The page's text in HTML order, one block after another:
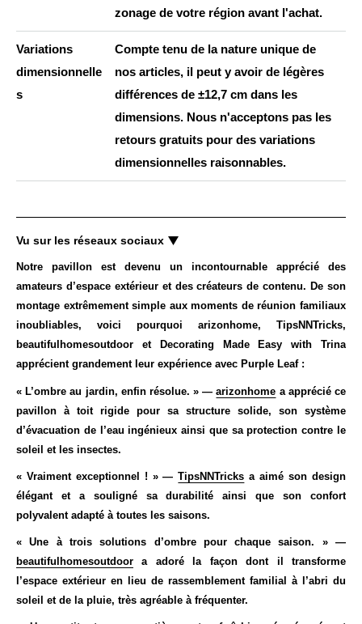
zonage de votre région avant l'achat.
Variations
dimensionnelle
s
Compte tenu de la nature unique de
nos articles, il peut y avoir de légères
différences de ±12,7 cm dans les
dimensions. Nous n'acceptons pas les
retours gratuits pour des variations
dimensionnelles raisonnables.
Vu sur les réseaux sociaux
Notre pavillon est devenu un incontournable apprécié des
amateurs d’espace extérieur et des créateurs de contenu. De son
montage extrêmement simple aux moments de réunion familiaux
inoubliables, voici pourquoi arizonhome, TipsNNTricks,
beautifulhomesoutdoor et
Decorating Made Easy with Trina
apprécient grandement leur expérience avec Purple Leaf :
« L’ombre au jardin, enfin résolue. » —arizonhome a apprécié ce
pavillon à toit rigide pour sa structure solide, son système
d’évacuation de l’eau ingénieux ainsi que sa protection contre le
soleil et les insectes.
« Vraiment exceptionnel ! » —TipsNNTricks a aimé son design
élégant et a souligné sa durabilité ainsi que son confort
polyvalent adapté à toutes les saisons.
« Une à trois solutions d’ombre pour chaque saison. » —
beautifulhomesoutdoor a adoré la façon dont il transforme
l’espace extérieur en lieu de rassemblement familial à l’abri du
soleil et de la pluie, très agréable à fréquenter.